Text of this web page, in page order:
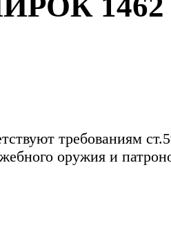
требованиям
оружия и